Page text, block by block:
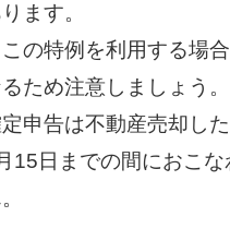
ます。
の特例を利用する場
ため注意しましょう。
申告は不動産売却し
15日までの間におこ